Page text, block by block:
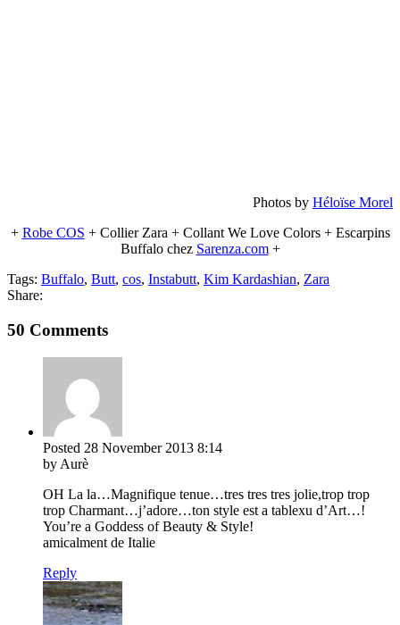
Photos by Héloïse Morel
+ Robe COS + Collier Zara + Collant We Love Colors + Escarpins
Buffalo chez Sarenza.com+
Tags: Buffalo, Butt, cos, Instabutt, Kim Kardashian, Zara
Share:
50 Comments
Posted 28 November 2013 8:14
by Aurè
OH La la…Magnifique tenue…tres tres tres jolie,trop trop
trop Charmant…j’adore…ton style est a tablexu d’Art…!
You’re a Goddess of Beauty & Style!
amicalment de Italie
Reply